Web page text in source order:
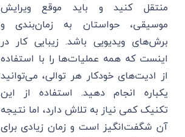
منتقل کنید و باید موقع ویرایش
موسیقی، حواستان به زمان‌بندی و
برش‌های ویدیویی باشد. زیبایی کار در
اینست که همه عملیات‌ها را با استفاده
از ادیت‌های خودکار هر توالی، می‌توانید
یکباره انجام دهید. استفاده از این
تکنیک کمی نیاز به تلاش دارد، اما نتیجه
آن شگفت‌انگیز است و زمان زیادی برای